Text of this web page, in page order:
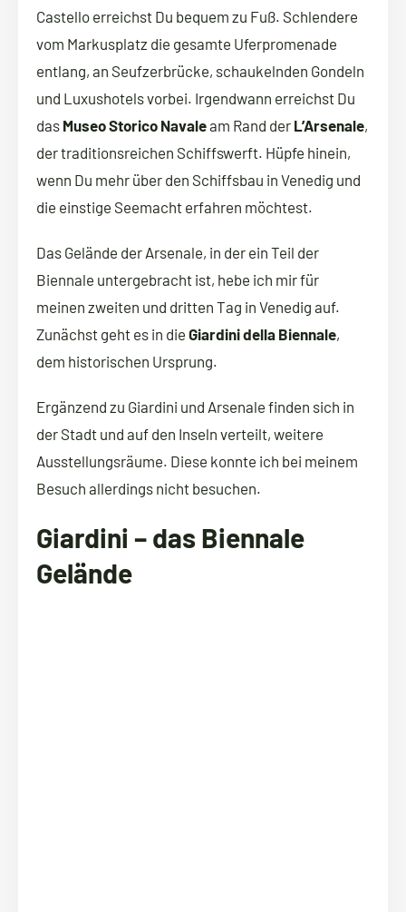
Castello erreichst Du bequem zu Fuß. Schlendere
vom Markusplatz die gesamte Uferpromenade
entlang, an Seufzerbrücke, schaukelnden Gondeln
und Luxushotels vorbei. Irgendwann erreichst Du
das Museo Storico Navaleam Rand der L’Arsenale,
der traditionsreichen Schiffswerft. Hüpfe hinein,
wenn Du mehr über den Schiffsbau in Venedig und
die einstige Seemacht erfahren möchtest.
Das Gelände der Arsenale, in der ein Teil der
Biennale untergebracht ist, hebe ich mir für
meinen zweiten und dritten Tag in Venedig auf.
Zunächst geht es in die Giardini della Biennale,
dem historischen Ursprung.
Ergänzend zu Giardini und Arsenale finden sich in
der Stadt und auf den Inseln verteilt, weitere
Ausstellungsräume. Diese konnte ich bei meinem
Besuch allerdings nicht besuchen.
Giardini – das Biennale
Gelände